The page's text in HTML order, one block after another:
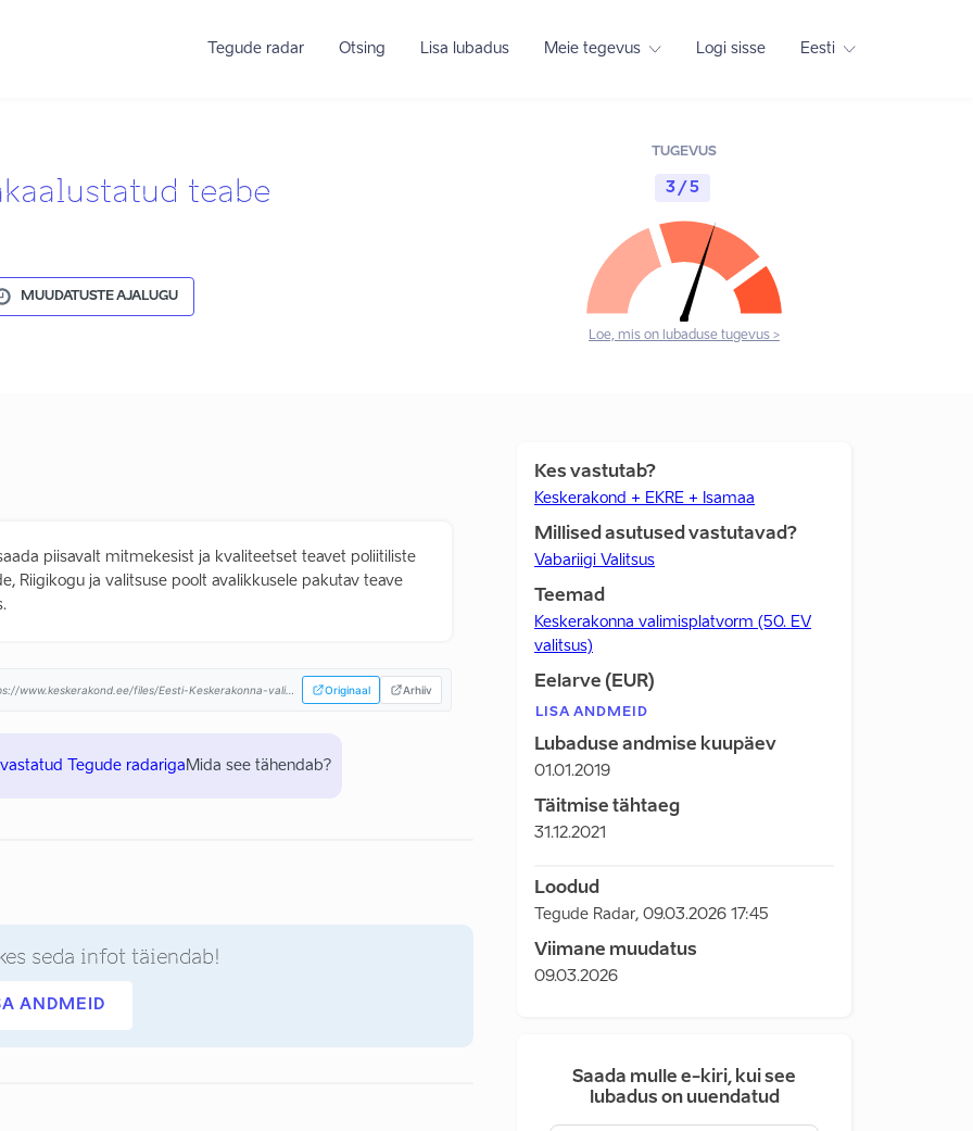
Tegude radar Otsing Lisa lubadus Meie tegevus Logi sisse Eesti
teabe
MUUDATUSTE AJALUGU
TUGEVUS
3 / 5
Loe, mis on lubaduse tugevus >
piisavalt mitmekesist ja kvaliteetset teavet poliitiliste
Riigikogu ja valitsuse poolt avalikkusele pakutav teave
web.archive.org/web/20190618203652/https://www.keskerakond.ee/files/Eesti-Keskerakonna-valimisplatvorm-Riigikogu-2019-valimistel.pdf... Originaal Arhiiv
Tegude radariga Mida see tähendab?
seda infot täiendab!
ANDMEID
Kes vastutab?
Keskerakond + EKRE + Isamaa
Millised asutused vastutavad?
Vabariigi Valitsus
Teemad
Keskerakonna valimisplatvorm (50. EV
valitsus)
Eelarve (EUR)
LISA ANDMEID
Lubaduse andmise kuupäev
01.01.2019
Täitmise tähtaeg
31.12.2021
Loodud
Tegude Radar, 09.03.2026 17:45
Viimane muudatus
09.03.2026
Saada mulle e-kiri, kui see
lubadus on uuendatud